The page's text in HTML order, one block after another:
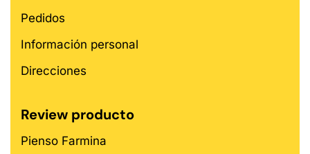
Pedidos
Información personal
Direcciones
Review producto
Pienso Farmina